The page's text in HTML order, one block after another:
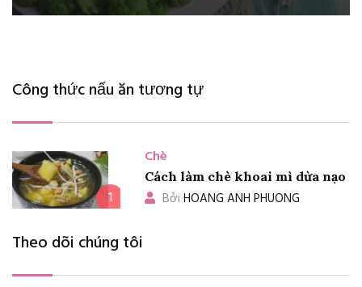
Công thức nấu ăn tương tự
1
Chè
Cách làm chè khoai mì dừa nạo
BởiHOANG ANH PHUONG
Theo dõi chúng tôi